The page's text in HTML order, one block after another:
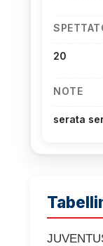
20
NOTE
serata